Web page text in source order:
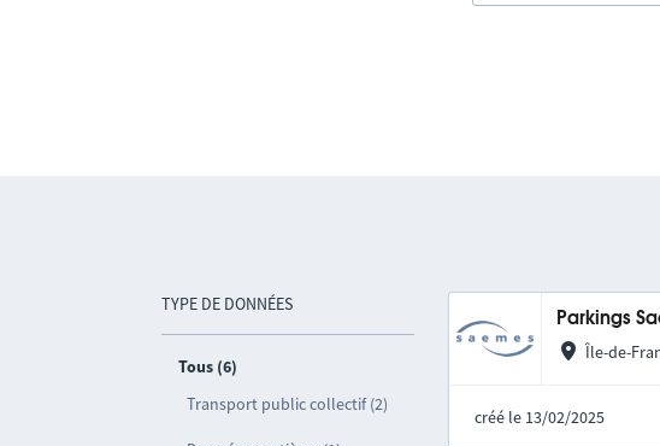
TYPE DE DONNÉES
Tous (6)
Transport public collectif (2)
Parkings
Île-de-
créé le 13/02/2025